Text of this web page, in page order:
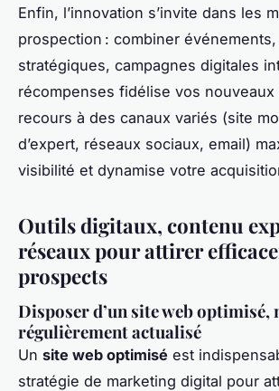
Enfin, l’innovation s’invite dans les
prospection : combiner
stratégiques, campagnes digitales
récompenses fidélise vos nouveaux
recours à des canaux variés (site
d’expert, réseaux sociaux, email)
visibilité et dynamise votre
Outils digitaux, contenu
réseaux pour attirer
prospects
Disposer d’un site web optimisé,
régulièrement actualisé
Un site web optimisé est
stratégie de marketing digital pour